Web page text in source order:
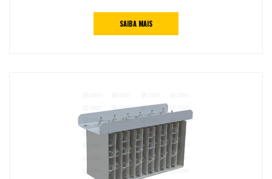
SAIBA MAIS